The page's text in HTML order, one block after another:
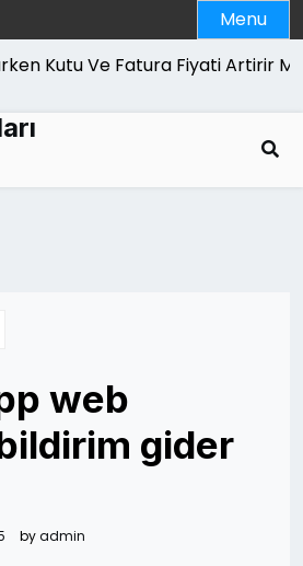
Menu
Kutu Ve Fatura Fiyati Artirir Mi |
web
gider
byadmin